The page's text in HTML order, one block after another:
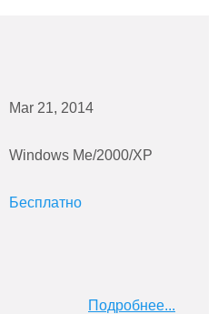
Mar 21, 2014
Windows Me/2000/XP
Бесплатно
Подробнее...